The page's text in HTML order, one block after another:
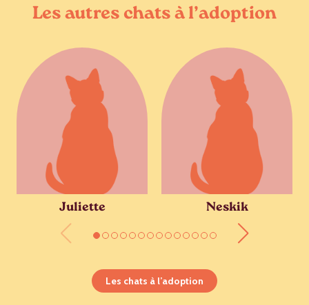
Les autres chats à l’adoption
Juliette Neskik
Les chats à l’adoption